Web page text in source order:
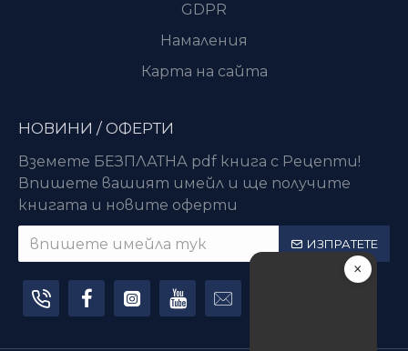
×
GDPR
Намаления
Карта на сайта
НОВИНИ / ОФЕРТИ
Вземете БЕЗПЛАТНА pdf книга с Рецепти!
Впишете вашият имейл и ще получите
книгата и новите оферти
ИЗПРАТЕТЕ